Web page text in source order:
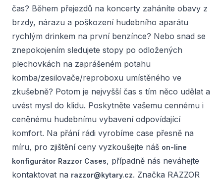
čas? Během přejezdů na koncerty zaháníte obavy z
brzdy, nárazu a poškození hudebního aparátu
rychlým drinkem na první benzínce? Nebo snad se
znepokojením sledujete stopy po odložených
plechovkách na zaprášeném potahu
komba/zesilovače/reproboxu umístěného ve
zkušebně? Potom je nejvyšší čas s tím něco udělat a
uvést mysl do klidu. Poskytněte vašemu cennému i
ceněnému hudebnímu vybavení odpovídající
komfort. Na přání rádi vyrobíme case přesně na
míru, pro zjištění ceny vyzkoušejte náš on-line
konfigurátor Razzor Cases, případně nás neváhejte
kontaktovat na razzor@kytary.cz. Značka RAZZOR